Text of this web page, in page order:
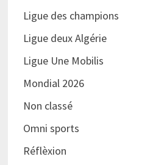
Ligue des champions
Ligue deux Algérie
Ligue Une Mobilis
Mondial 2026
Non classé
Omni sports
Réflèxion